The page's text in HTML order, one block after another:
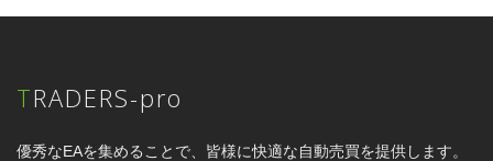
TRADERS-pro
優秀なEAを集めることで、皆様に快適な自動売買を提供します。